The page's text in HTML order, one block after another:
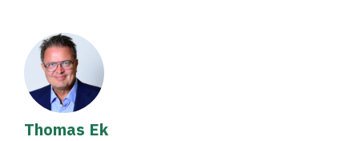
Thomas Ek